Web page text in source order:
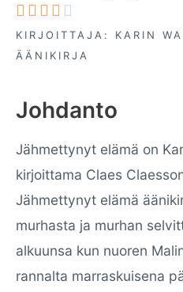
    
KIRJOITTAJA: KARIN
ÄÄNIKIRJA
Johdanto
Jähmettynyt elämä on
kirjoittama Claes
Jähmettynyt elämä
murhasta ja murhan
alkuunsa kun nuoren
rannalta marraskuisena